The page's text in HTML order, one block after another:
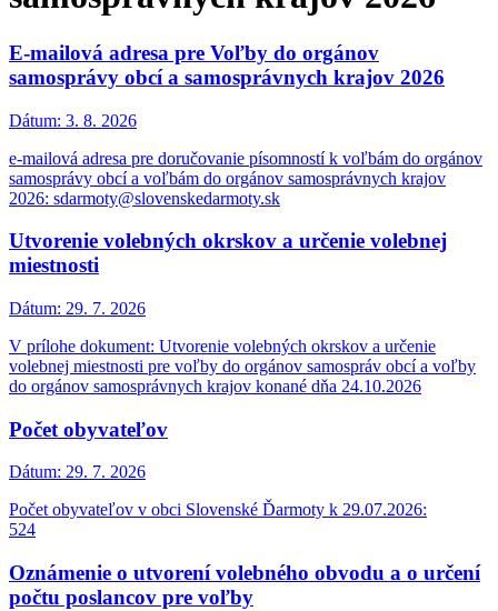
E-mailová adresa pre Voľby do orgánov
samosprávy obcí a samosprávnych krajov 2026
Dátum: 3. 8. 2026
e-mailová adresa pre doručovanie písomností k voľbám do orgánov
samosprávy obcí a voľbám do orgánov samosprávnych krajov
2026: sdarmoty@slovenskedarmoty.sk
Utvorenie volebných okrskov a určenie volebnej
miestnosti
Dátum: 29. 7. 2026
V prílohe dokument: Utvorenie volebných okrskov a určenie
volebnej miestnosti pre voľby do orgánov samospráv obcí a voľby
do orgánov samosprávnych krajov konané dňa 24.10.2026
Počet obyvateľov
Dátum: 29. 7. 2026
Počet obyvateľov v obci Slovenské Ďarmoty k 29.07.2026:
524
Oznámenie o utvorení volebného obvodu a o určení
počtu poslancov pre voľby